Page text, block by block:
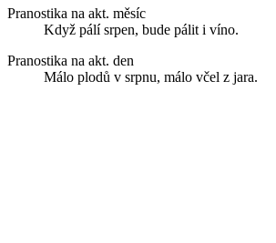
Pranostika na akt. měsíc
Když pálí srpen, bude pálit i víno.
Pranostika na akt. den
Málo plodů v srpnu, málo včel z jara.